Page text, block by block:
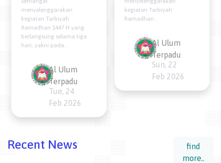
menyelenggarakan
kegiatan Tarbiyah
Ramadhan 1447 H yang
berlangsung selama tiga
hari, yakni pada...
Al Ulum
Terpadu
Tue, 24
Feb 2026
kegiatan Tarbiyah
Ramadhan...
Al Ulum
Terpadu
Sun, 22
Feb 2026
Recent News
find
more..